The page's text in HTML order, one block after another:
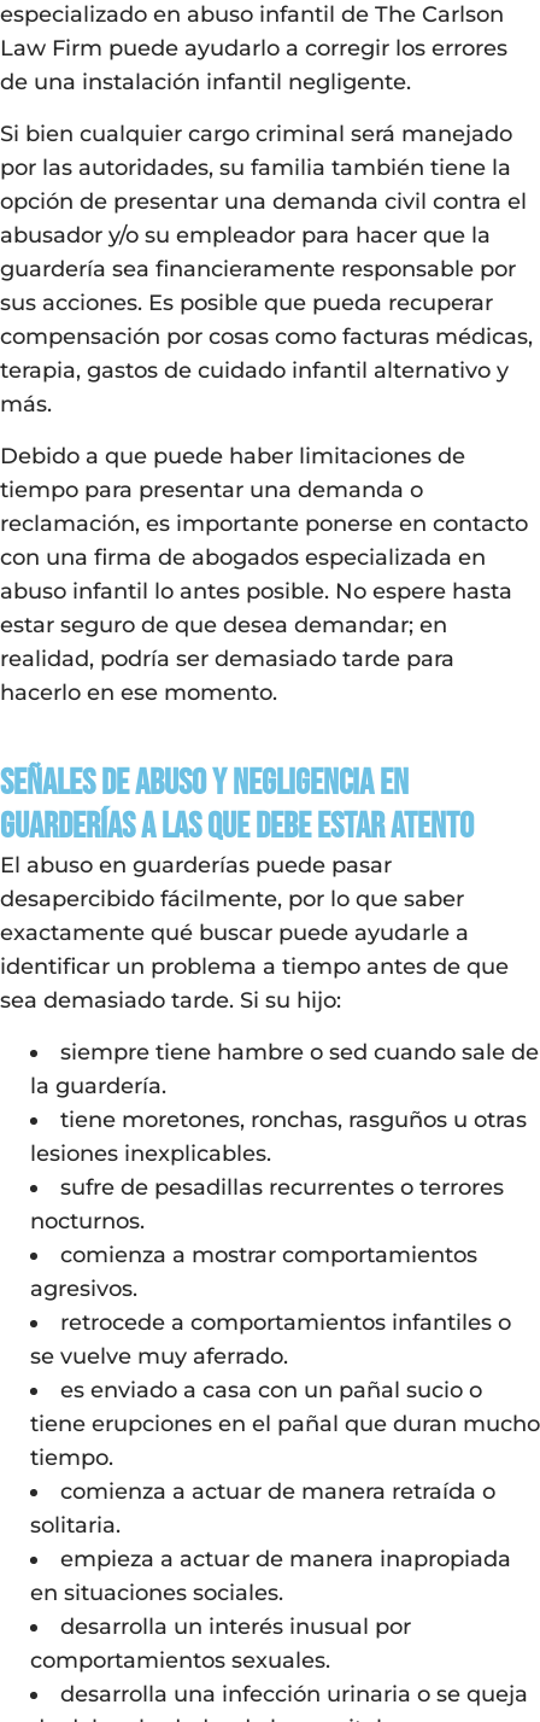
especializado en abuso infantil de The Carlson
Law Firm puede ayudarlo a corregir los errores
de una instalación infantil negligente.
Si bien cualquier cargo criminal será manejado
por las autoridades, su familia también tiene la
opción de presentar una demanda civil contra el
abusador y/o su empleador para hacer que la
guardería sea financieramente responsable por
sus acciones. Es posible que pueda recuperar
compensación por cosas como facturas médicas,
terapia, gastos de cuidado infantil alternativo y
más.
Debido a que puede haber limitaciones de
tiempo para presentar una demanda o
reclamación, es importante ponerse en contacto
con una firma de abogados especializada en
abuso infantil lo antes posible. No espere hasta
estar seguro de que desea demandar; en
realidad, podría ser demasiado tarde para
hacerlo en ese momento.
Señales de abuso y negligencia en
guarderías a las que debe estar atento
El abuso en guarderías puede pasar
desapercibido fácilmente, por lo que saber
exactamente qué buscar puede ayudarle a
identificar un problema a tiempo antes de que
sea demasiado tarde. Si su hijo:
siempre tiene hambre o sed cuando sale de
la guardería.
tiene moretones, ronchas, rasguños u otras
lesiones inexplicables.
sufre de pesadillas recurrentes o terrores
nocturnos.
comienza a mostrar comportamientos
agresivos.
retrocede a comportamientos infantiles o
se vuelve muy aferrado.
es enviado a casa con un pañal sucio o
tiene erupciones en el pañal que duran mucho
tiempo.
comienza a actuar de manera retraída o
solitaria.
empieza a actuar de manera inapropiada
en situaciones sociales.
desarrolla un interés inusual por
comportamientos sexuales.
desarrolla una infección urinaria o se queja